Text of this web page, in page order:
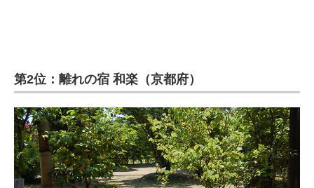
第2位：離れの宿 和楽（京都府）